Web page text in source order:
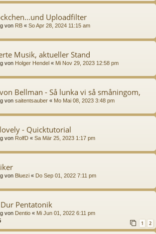
Uploadfilter
von RB « So Apr 28, 2024 11:15 am
Musik, aktueller Stand
von Holger Hendel « Mi Nov 29, 2023 12:58 pm
Bellman - Så lunka vi så småningom,
von saitentsauber « Mo Mai 08, 2023 3:48 pm
- Quicktutorial
von RolfD « Sa Mär 25, 2023 1:17 pm
von Bluezi « Do Sep 01, 2022 7:11 pm
Pentatonik
von Dentio « Mi Jun 01, 2022 6:11 pm
1 2